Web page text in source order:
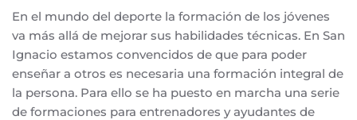
En el mundo del deporte la formación de los jóvenes
va más allá de mejorar sus habilidades técnicas. En San
Ignacio estamos convencidos de que para poder
enseñar a otros es necesaria una formación integral de
la persona. Para ello se ha puesto en marcha una serie
de formaciones para entrenadores y ayudantes de